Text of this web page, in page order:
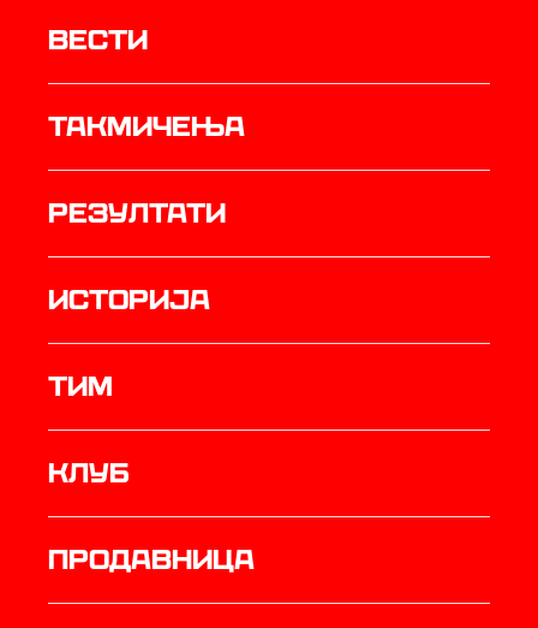
Вести
Такмичења
резултати
историја
ТИМ
Клуб
продавница